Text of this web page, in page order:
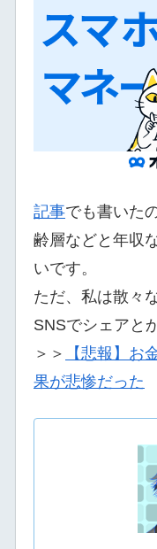
記事でも書いた
齢層などと年収
いです。
ただ、私は散々
SNSでシェアと
＞＞
【悲報】お
果が悲惨だった